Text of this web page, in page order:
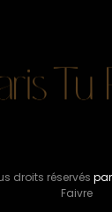
droits réservés
Faivre